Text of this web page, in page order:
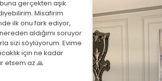
gerçekten aşık
Misafirim
ilk onu fark ediyor,
aldığımı soruyor
sizi söylüyorum. Evime
için ne kadar
etsem az 🙏